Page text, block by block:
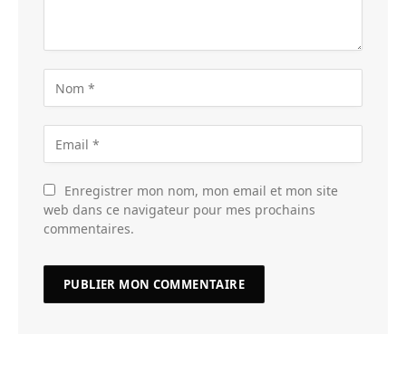
Enregistrer mon nom, mon email et mon site
web dans ce navigateur pour mes prochains
commentaires.